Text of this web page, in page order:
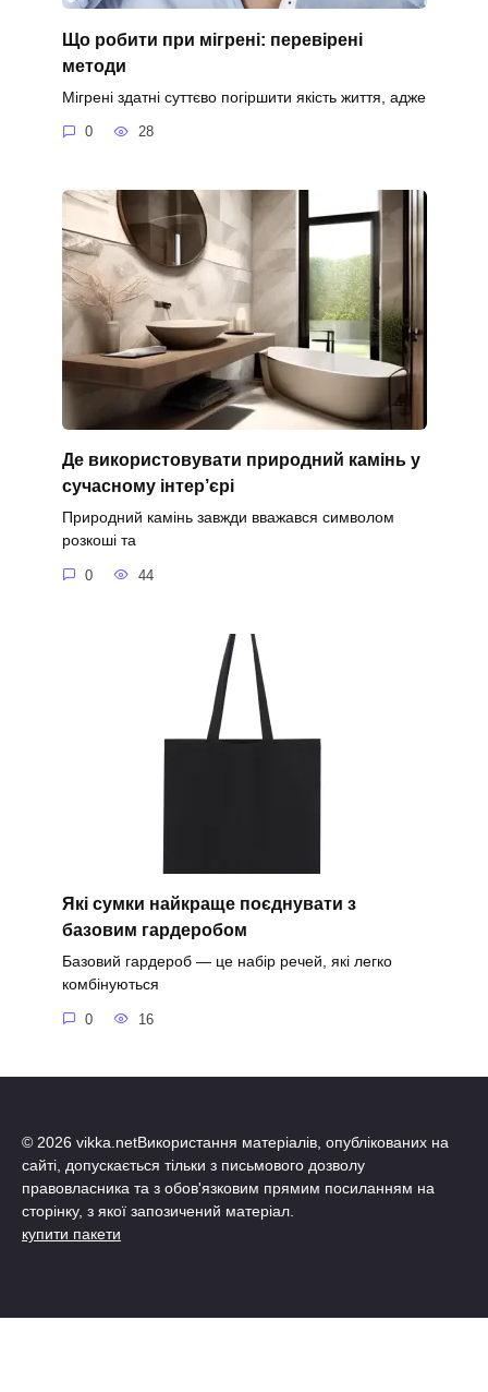
Що робити при мігрені: перевірені
методи
Мігрені здатні суттєво погіршити якість життя, адже
0 28
Де використовувати природний камінь у
сучасному інтер’єрі
Природний камінь завжди вважався символом
розкоші та
0 44
Які сумки найкраще поєднувати з
базовим гардеробом
Базовий гардероб — це набір речей, які легко
комбінуються
0 16
© 2026 vikka.netВикористання матеріалів, опублікованих на
сайті, допускається тільки з письмового дозволу
правовласника та з обов'язковим прямим посиланням на
сторінку, з якої запозичений матеріал.
купити пакети